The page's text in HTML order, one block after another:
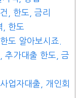
, 한도, 금리
, 한도
도 알아보시죠.
추가대출 한도, 금
업자대출, 개인회